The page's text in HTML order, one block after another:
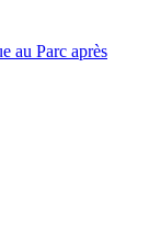
au Parc après